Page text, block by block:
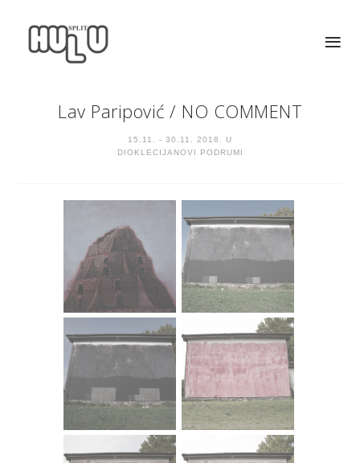
Lav Paripović / NO COMMENT
15.11. - 30.11. 2018. U
DIOKLECIJANOVI PODRUMI